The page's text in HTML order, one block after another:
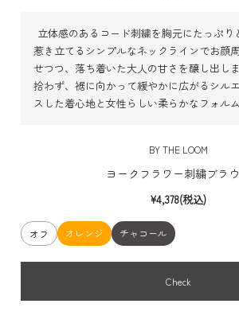
立体感のあるコード刺繍を胸元にたっぷり
惹き立てるシンプルなネックラインでお顔
せつつ、落ち着いた大人の甘さを醸し出しま
拾わず、裾に向かって緩やかに広がるシル
スした着心地と女性らしい柔らかなフォル
BY THE LOOM
ヨークフラワー刺繍ブラ
¥4,378(税込)
オフ オレンジ チャコール
Check